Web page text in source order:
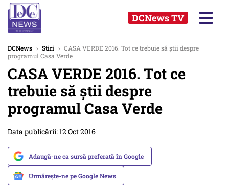
DCNews TV
DCNews › Stiri › CASA VERDE 2016. Tot ce trebuie să știi despre
programul Casa Verde
CASA VERDE 2016. Tot ce
trebuie să știi despre
programul Casa Verde
Data publicării: 12 Oct 2016
Adaugă-ne ca sursă preferată în Google
Urmărește-ne pe Google News